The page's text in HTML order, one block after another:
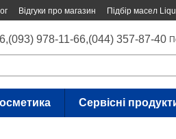
Відгуки про магазин Підбір масел
(093) 978-11-66,(044) 357-87-40
Сервісні